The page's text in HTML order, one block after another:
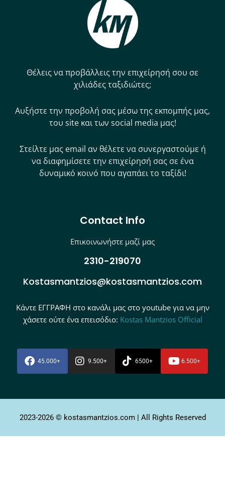
Θέλεις να προβάλλεις την επιχείρησή σου σε
χιλιάδες ταξιδιώτες;
Αυξήστε την προβολή σας μέσω της εκπομπής μας,
του site και των social media μας!
Στείλτε μας email αν θέλετε να συνεργαστούμε ή
να διαφημίσετε την επιχείρησή σας σε ένα
δυναμικό κοινό που αγαπάει το ταξίδι!
Contact Info
Επικοινωνήστε μαζί μας
2310-219070
Kostasmantzios@kostasmantzios.com
Κάντε ΕΓΓΡΑΦΗ στο κανάλι μας στο youtube για να μην
χάσετε ούτε ένα επεισόδιο: Kostas Mantzios Official
45.000+ 9.500+ 6500+ 6.500+
2023-2026 © kostasmantzios.com | All Rights Reserved